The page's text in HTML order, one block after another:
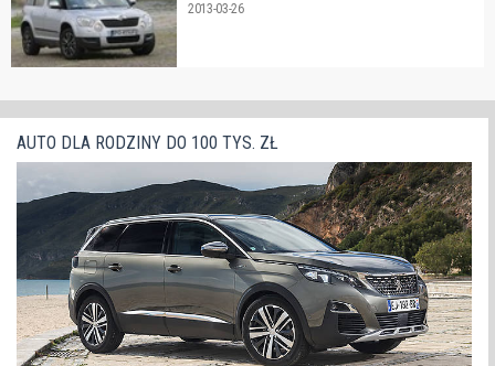
2013-03-26
AUTO DLA RODZINY DO 100 TYS. ZŁ